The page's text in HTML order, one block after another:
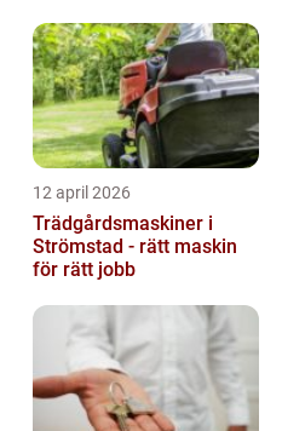
12 april 2026
Trädgårdsmaskiner i
Strömstad - rätt maskin
för rätt jobb